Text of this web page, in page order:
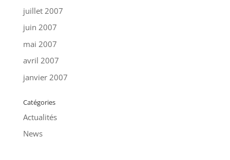
juillet 2007
juin 2007
mai 2007
avril 2007
janvier 2007
Catégories
Actualités
News